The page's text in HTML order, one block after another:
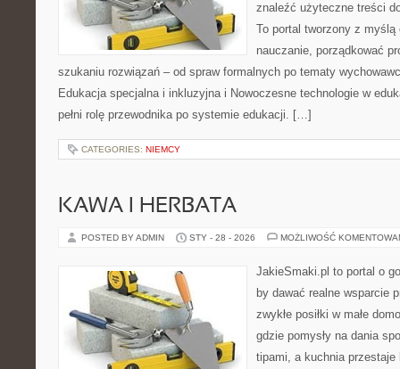
znaleźć użyteczne treści
To portal tworzony z myślą
nauczanie, porządkować
szukaniu rozwiązań – od spraw formalnych po tematy
Edukacja specjalna i inkluzyjna i Nowoczesne technologie w
pełni rolę przewodnika po systemie edukacji. […]
CATEGORIES: NIEMCY
KAWA I HERBATA
POSTED BY ADMIN STY - 28 - 2026 MOŻLIWOŚĆ
JakieSmaki.pl to portal o
by dawać realne wsparcie
zwykłe posiłki w małe
gdzie pomysły na dania
tipami, a kuchnia